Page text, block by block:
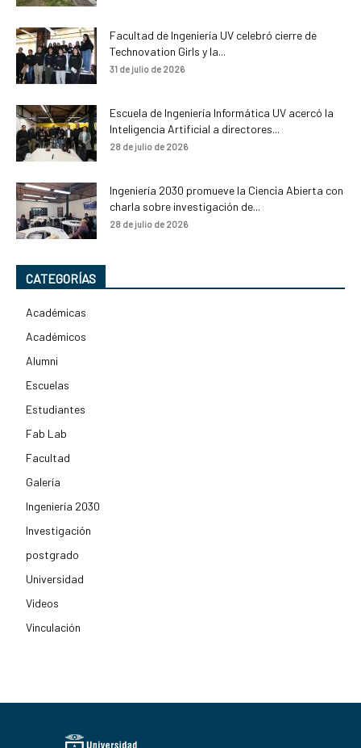
Facultad de Ingeniería UV celebró cierre de
Technovation Girls y la...
31 de julio de 2026
Escuela de Ingeniería Informática UV acercó la
Inteligencia Artificial a directores...
28 de julio de 2026
Ingeniería 2030 promueve la Ciencia Abierta con
charla sobre investigación de...
28 de julio de 2026
CATEGORÍAS
Académicas
Académicos
Alumni
Escuelas
Estudiantes
Fab Lab
Facultad
Galería
Ingeniería 2030
Investigación
postgrado
Universidad
Videos
Vinculación